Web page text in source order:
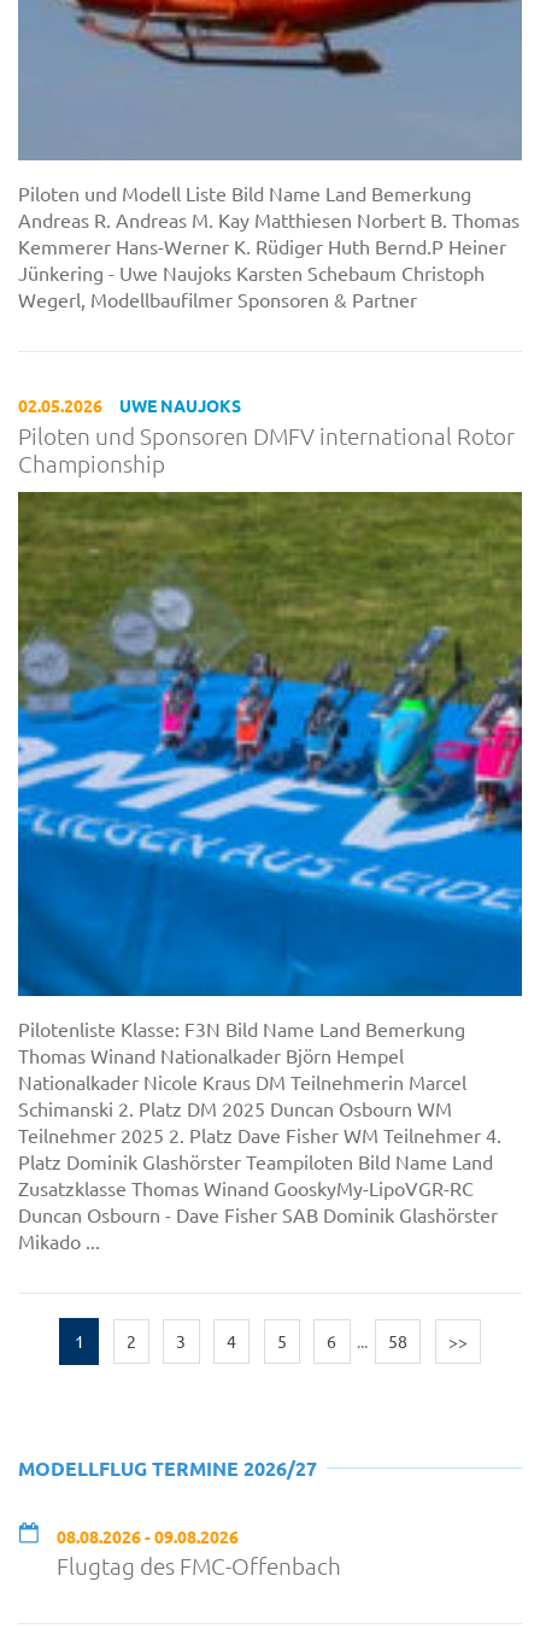
Piloten und Modell Liste Bild Name Land Bemerkung
Andreas R. Andreas M. Kay Matthiesen Norbert B. Thomas
Kemmerer Hans-Werner K. Rüdiger Huth Bernd.P Heiner
Jünkering - Uwe Naujoks Karsten Schebaum Christoph
Wegerl, Modellbaufilmer Sponsoren & Partner
02.05.2026 UWE NAUJOKS
Piloten und Sponsoren DMFV international Rotor
Championship
Pilotenliste Klasse: F3N Bild Name Land Bemerkung
Thomas Winand Nationalkader Björn Hempel
Nationalkader Nicole Kraus DM Teilnehmerin Marcel
Schimanski 2. Platz DM 2025 Duncan Osbourn WM
Teilnehmer 2025 2. Platz Dave Fisher WM Teilnehmer 4.
Platz Dominik Glashörster Teampiloten Bild Name Land
Zusatzklasse Thomas Winand GooskyMy-LipoVGR-RC
Duncan Osbourn - Dave Fisher SAB Dominik Glashörster
Mikado ...
1 2 3 4 5 6 ... 58 >>
MODELLFLUG TERMINE 2026/27
08.08.2026 - 09.08.2026
Flugtag des FMC-Offenbach